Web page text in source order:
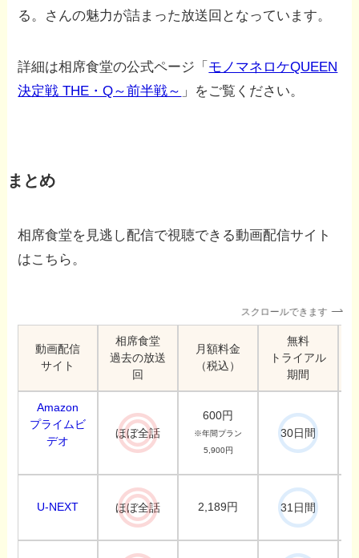
る。さんの魅力が詰まった放送回となっています。
詳細は相席食堂の公式ページ「 モノマネロケQUEEN
決定戦 THE・Q～前半戦～ 」をご覧ください。
まとめ
相席食堂を見逃し配信で視聴できる動画配信サイト
はこちら。
スクロールできます
動画配信
サイト
相席食堂
過去の放送
回
月額料金
（税込）
無料
トライアル
期間
Amazon
プライムビ
デオ
ほぼ全話
600円
※年間プラン
5,900円
30日間
U-NEXT ほぼ全話 2,189円 31日間